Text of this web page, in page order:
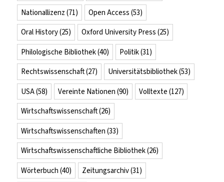
Nationallizenz (71) Open Access (53)
Oral History(25) Oxford University Press (25)
Philologische Bibliothek(40) Politik(31)
Rechtswissenschaft(27) Universitätsbibliothek(53)
USA(58) Vereinte Nationen (90) Volltexte (127)
Wirtschaftswissenschaft(26)
Wirtschaftswissenschaften (33)
Wirtschaftswissenschaftliche Bibliothek(26)
Wörterbuch (40) Zeitungsarchiv(31)